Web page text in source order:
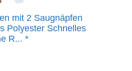
mit 2 Saugnäpfen
Polyester Schnelles
R... *